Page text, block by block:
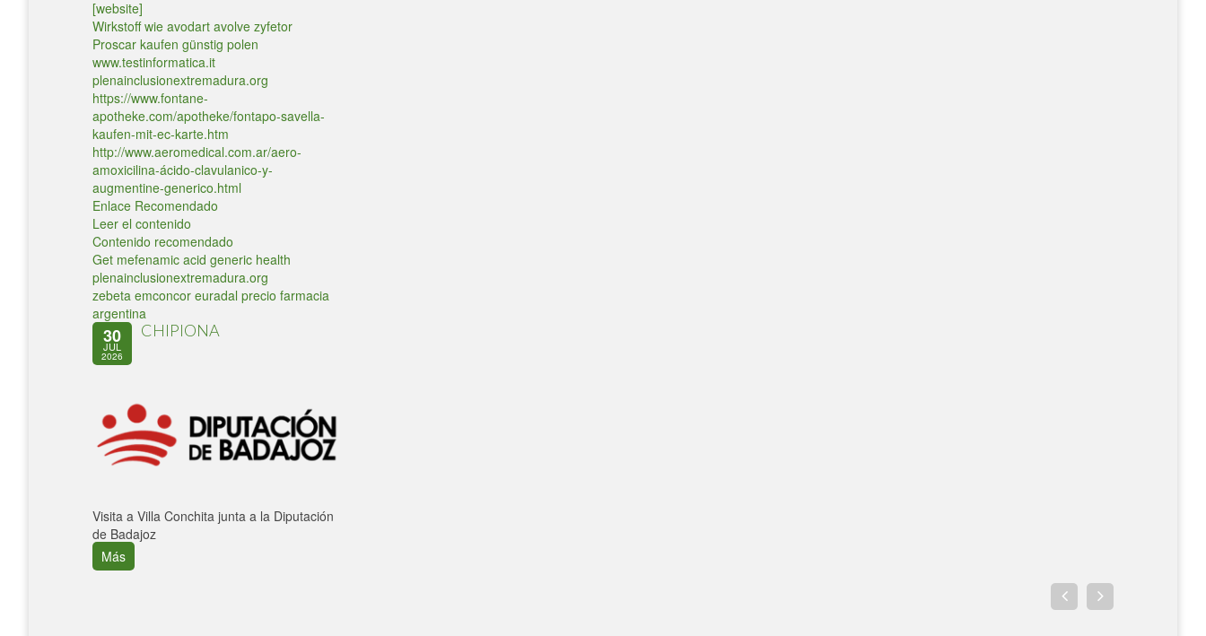
[website]
Wirkstoff wie avodart avolve zyfetor
Proscar kaufen günstig polen
www.testinformatica.it
plenainclusionextremadura.org
https://www.fontane-
apotheke.com/apotheke/fontapo-savella-
kaufen-mit-ec-karte.htm
http://www.aeromedical.com.ar/aero-
amoxicilina-ácido-clavulanico-y-
augmentine-generico.html
Enlace Recomendado
Leer el contenido
Contenido recomendado
Get mefenamic acid generic health
plenainclusionextremadura.org
zebeta emconcor euradal precio farmacia
argentina
30
JUL
2026
CHIPIONA
Visita a Villa Conchita junta a la Diputación
de Badajoz
Más